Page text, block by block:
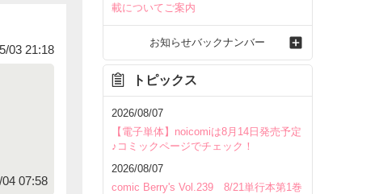
03 21:18
07:58
載についてご案内
お知らせバックナンバー
トピックス
2026/08/07
【電子単体】noicomiは8月14日発売予定
♪コミックページでチェック！
2026/08/07
comic Berry's Vol.239 8/21単行本第1巻